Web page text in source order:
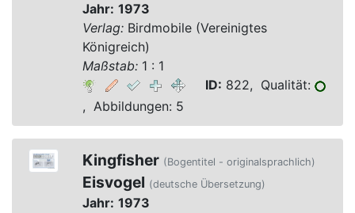
Jahr: 1973
Verlag:Birdmobile (Vereinigtes
Königreich)
Maßstab:1 : 1
ID: 822, Qualität:
, Abbildungen: 5
Kingfisher (Bogentitel - originalsprachlich)
Eisvogel (deutsche Übersetzung)
Jahr: 1973